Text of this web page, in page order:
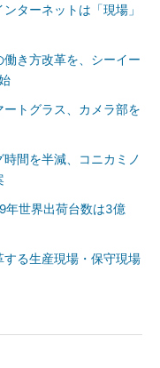
ターネットは「現場」
き方改革を、シーイー
トグラス、カメラ部を
間を半減、コニカミノ
年世界出荷台数は3億
る生産現場・保守現場